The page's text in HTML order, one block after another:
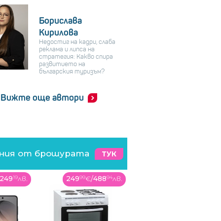
Борислава
Кирилова
Недостиг на кадри, слаба
реклама и липса на
стратегия: Какво спира
развитието на
българския туризъм?
Вижте още автори
от брошурата ТУК
94лв. 37999€/7432лв.